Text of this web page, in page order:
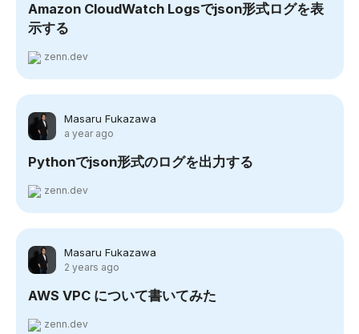
Amazon CloudWatch Logsでjson形式ログを表
示する
zenn.dev
Masaru Fukazawa
a year ago
Pythonでjson形式のログを出力する
zenn.dev
Masaru Fukazawa
2 years ago
AWS VPC について書いてみた
zenn.dev